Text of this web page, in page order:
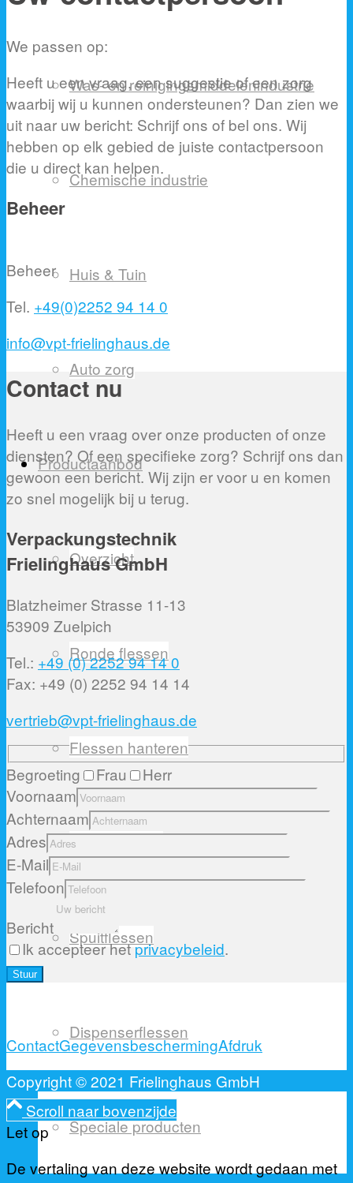
Was- en reinigingsmiddelenindustrie
Chemische industrie
Huis & Tuin
Auto zorg
Productaanbod
Overzicht
Ronde flessen
Flessen hanteren
Ovale flessen
Spuitflessen
Dispenserflessen
Speciale producten
We passen op:
Heeft u een vraag, een suggestie of een zorg
waarbij wij u kunnen ondersteunen? Dan zien we
uit naar uw bericht: Schrijf ons of bel ons. Wij
hebben op elk gebied de juiste contactpersoon
die u direct kan helpen.
Beheer
Beheer
Tel. +49(0)2252 94 14 0
info@vpt-frielinghaus.de
Contact nu
Heeft u een vraag over onze producten of onze
diensten? Of een specifieke zorg? Schrijf ons dan
gewoon een bericht. Wij zijn er voor u en komen
zo snel mogelijk bij u terug.
Verpackungstechnik
Frielinghaus GmbH
Blatzheimer Strasse 11-13
53909 Zuelpich
Tel.: +49 (0) 2252 94 14 0
Fax: +49 (0) 2252 94 14 14
vertrieb@vpt-frielinghaus.de
Begroeting Frau
Herr
Voornaam
Achternaam
Adres
E-Mail
Telefoon
Bericht
Ik accepteer hetprivacybeleid.
Please
empty.
ContactGegevensbeschermingAfdruk
Copyright © 2021 Frielinghaus GmbH
Scroll naar bovenzijde
Let op
De vertaling van deze website wordt gedaan met